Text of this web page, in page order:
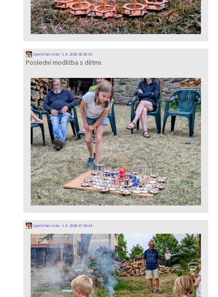
Společná cesta: 1. 8. 2026 18:18:33
Poslední modlitba s dětmi.
Společná cesta: 1. 8. 2026 17:30:14